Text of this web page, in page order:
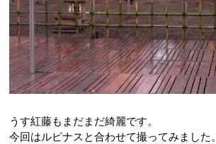
うす紅藤もまだまだ綺麗です。
今回はルピナスと合わせて撮ってみました。